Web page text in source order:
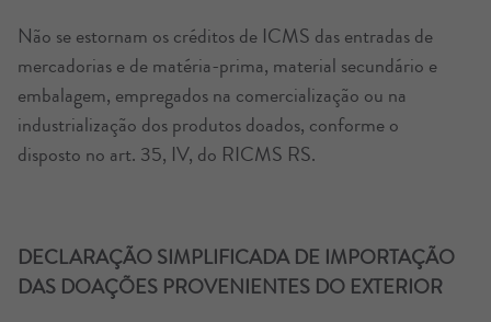
Não se estornam os créditos de ICMS das entradas de
mercadorias e de matéria-prima, material secundário e
embalagem, empregados na comercialização ou na
industrialização dos produtos doados, conforme o
disposto no art. 35, IV, do RICMS RS.
DECLARAÇÃO SIMPLIFICADA DE IMPORTAÇÃO
DAS DOAÇÕES PROVENIENTES DO EXTERIOR